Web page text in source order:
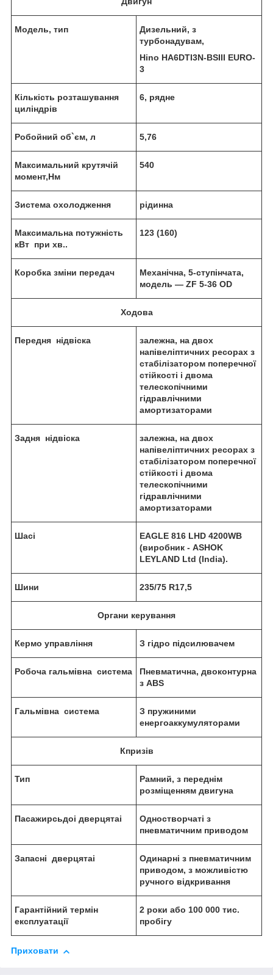
Модель, тип Дизельний, з
турбонадувам,
Hino HA6DTI3N-BSIII EURO-
3
Кількість розташування
циліндрів
6, рядне
Робойний об`єм, л 5,76
Максимальний крутячій
момент,Нм
540
Зистема охолодження рідинна
Максимальна потужність
кВт при хв..
123 (160)
Коробка зміни передач Механічна, 5-ступінчата,
модель — ZF 5-36 OD
Ходова
Передня нідвіска
залежна, на двох
напівеліптичних ресорах з
стабілізатором поперечної
стійкості і двома
телескопічними
гідравлічними
амортизаторами
Задня нідвіска
залежна, на двох
напівеліптичних ресорах з
стабілізатором поперечної
стійкості і двома
телескопічними
гідравлічними
амортизаторами
Шасі
EAGLE 816 LHD 4200WB
(виробник - ASHOK
LEYLAND Ltd (India).
Шини 235/75 R17,5
Органи керування
Кермо управління З гідро підсилювачем
Робоча гальмівна система
Пневматична, двоконтурна
з АBS
Гальмівна система
З пружиними
енергоаккумуляторами
Кпризів
Тип
Рамний, з переднім
розміщенням двигуна
Пасажирсьдоі дверцятаі Одностворчаті з
пневматичним приводом
Запасні дверцятаі Одинарні з пневматичним
приводом, з можливістю
ручного відкривання
Гарантійний термін
експлуатації
2 роки або 100 000 тис.
пробігу
Приховати